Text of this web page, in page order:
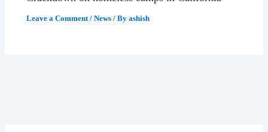
Leave a Comment /News / Byashish